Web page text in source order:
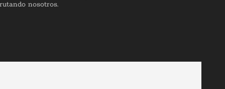
nosotros.